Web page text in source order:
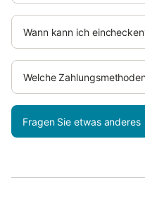
Wann kann ich
Welche
Fragen Sie etwas anderes